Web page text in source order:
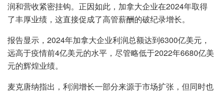
润和营收紧密挂钩。正因如此，加拿大企业在2024年取得
了丰厚业绩，这直接促成了高管薪酬的破纪录增长。
报告显示，2024年加拿大企业利润总额达到6300亿美元，
远高于疫情前4亿美元的水平，尽管略低于2022年6680亿美
元的辉煌业绩。
麦克唐纳指出，利润增长一部分来源于市场扩张，但同时也